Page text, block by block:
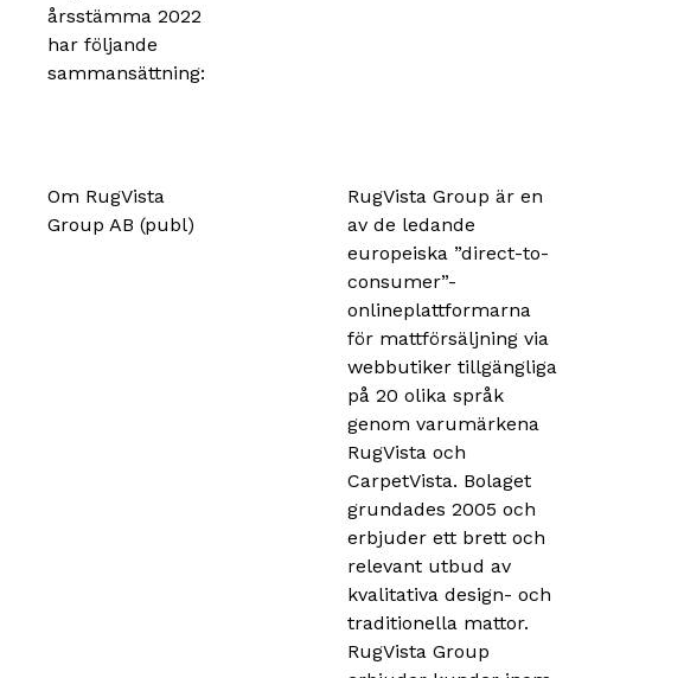
årsstämma 2022
har följande
sammansättning:
Om RugVista
Group AB (publ)
RugVista Group är en
av de ledande
europeiska ”direct-to-
consumer”-
onlineplattformarna
för mattförsäljning via
webbutiker tillgängliga
på 20 olika språk
genom varumärkena
RugVista och
CarpetVista. Bolaget
grundades 2005 och
erbjuder ett brett och
relevant utbud av
kvalitativa design- och
traditionella mattor.
RugVista Group